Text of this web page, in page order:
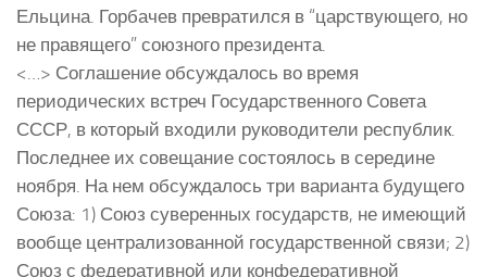
Ельцина. Горбачев превратился в “царствующего, но
не правящего” союзного президента.
<…> Соглашение обсуждалось во время
периодических встреч Государственного Совета
СССР, в который входили руководители республик.
Последнее их совещание состоялось в середине
ноября. На нем обсуждалось три варианта будущего
Союза: 1) Союз суверенных государств, не имеющий
вообще централизованной государственной связи; 2)
Союз с федеративной или конфедеративной